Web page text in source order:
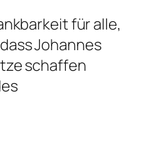
für alle,
Johannes
schaffen